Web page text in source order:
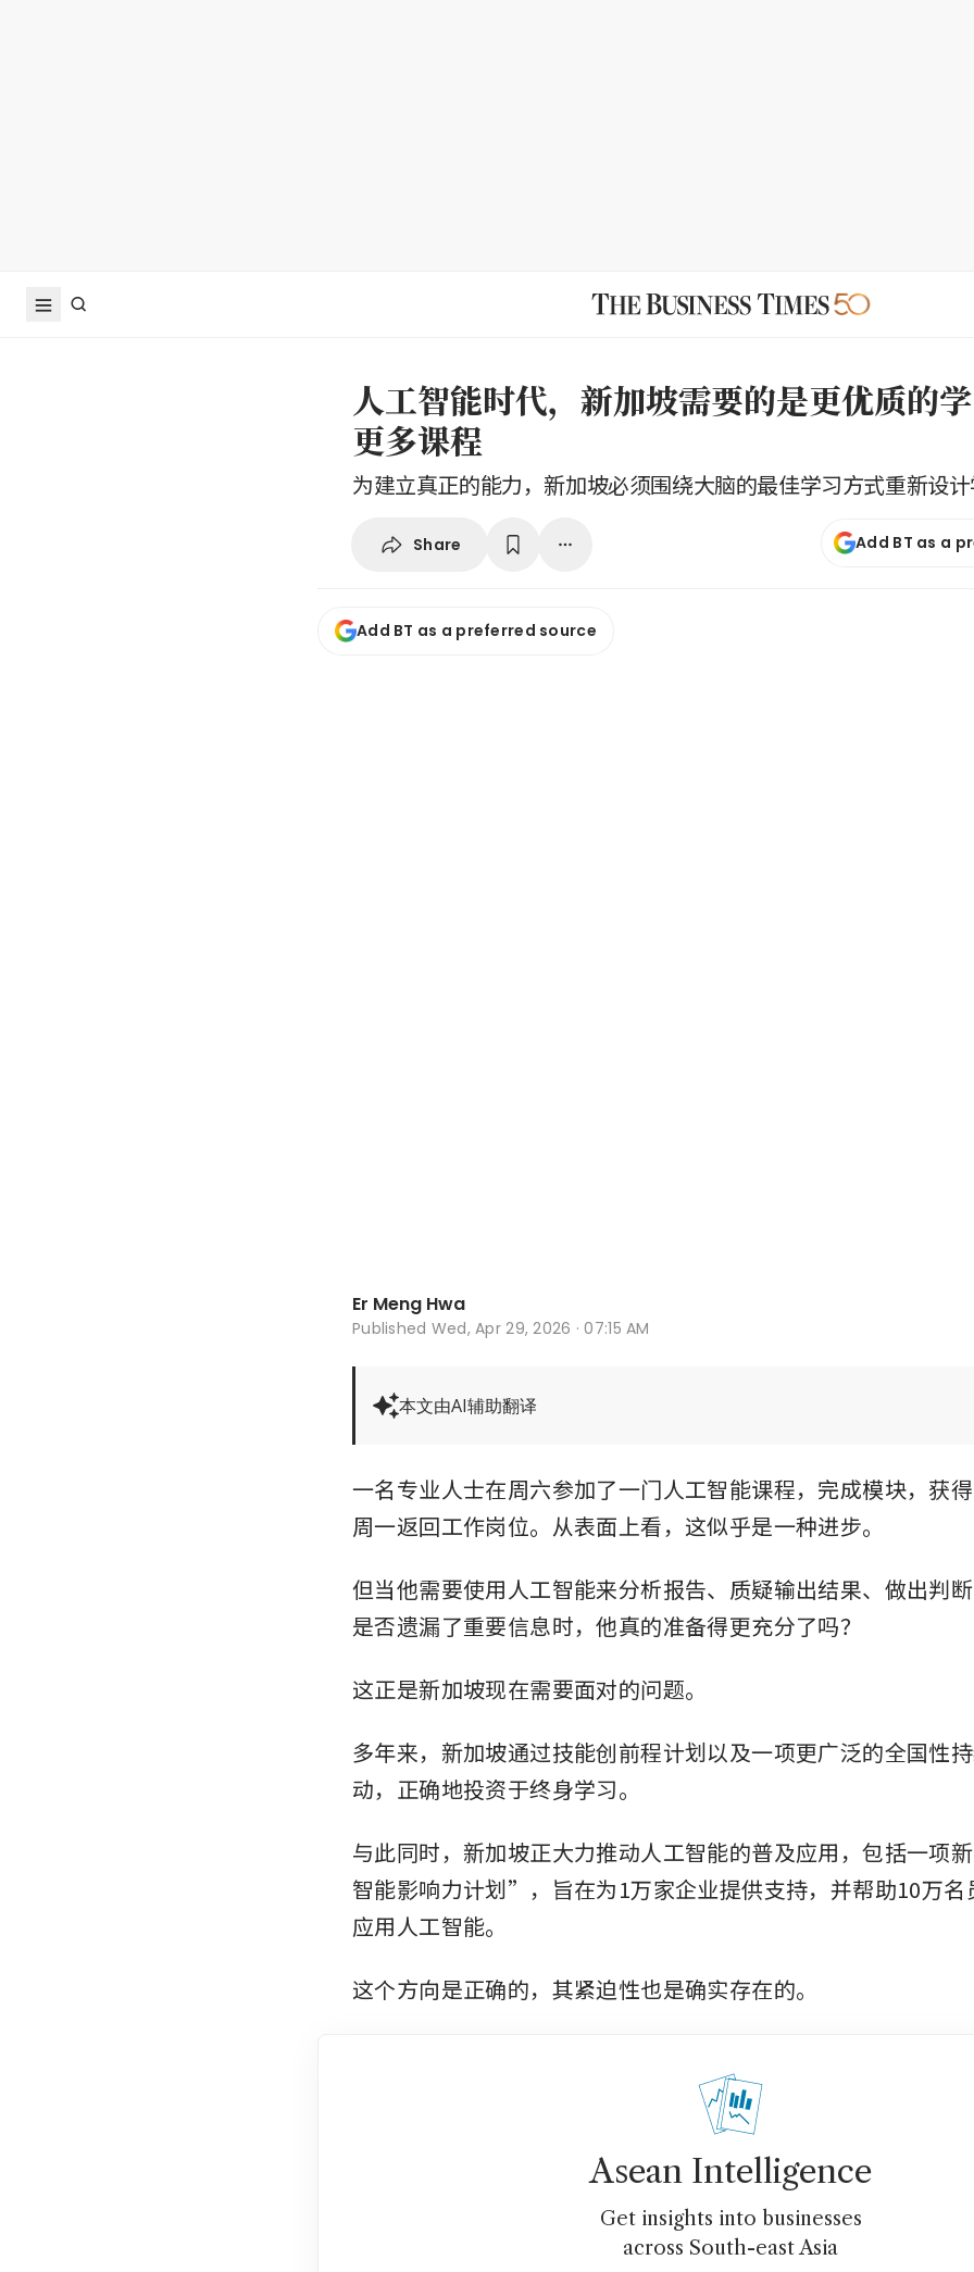
人工智能时代，新加坡需要的是更优质的
更多课程
为建立真正的能力，新加坡必须围绕大脑的最佳学习方式重新设
Share Add BT as a
Add BT as a preferred source
Er Meng Hwa
Published Wed, Apr 29, 2026 · 07:15 AM
本文由AI辅助翻译
一名专业人士在周六参加了一门人工智能课程，完成模块，获
周一返回工作岗位。从表面上看，这似乎是一种进步。
但当他需要使用人工智能来分析报告、质疑输出结果、做出判
是否遗漏了重要信息时，他真的准备得更充分了吗？
这正是新加坡现在需要面对的问题。
多年来，新加坡通过技能创前程计划以及一项更广泛的全国性
动，正确地投资于终身学习。
与此同时，新加坡正大力推动人工智能的普及应用，包括一项
智能影响力计划”，旨在为1万家企业提供支持，并帮助10万名
应用人工智能。
这个方向是正确的，其紧迫性也是确实存在的。
Asean Intelligence
Get insights into businesses
across South-east Asia